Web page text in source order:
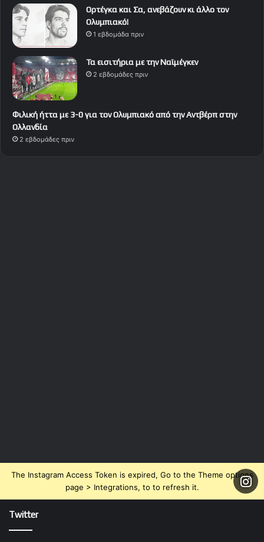
Ορτέγκα και Σα, ανεβάζουν κι άλλο τον
Ολυμπιακό!
1 εβδομάδα πριν
Τα εισιτήρια με την Ναϊμέγκεν
2 εβδομάδες πριν
Φιλική ήττα με 3-0 για τον Ολυμπιακό από την Αντβέρπ στην
Ολλανδία
2 εβδομάδες πριν
The Instagram Access Token is expired, Go to the Theme options
page > Integrations, to to refresh it.
Twitter